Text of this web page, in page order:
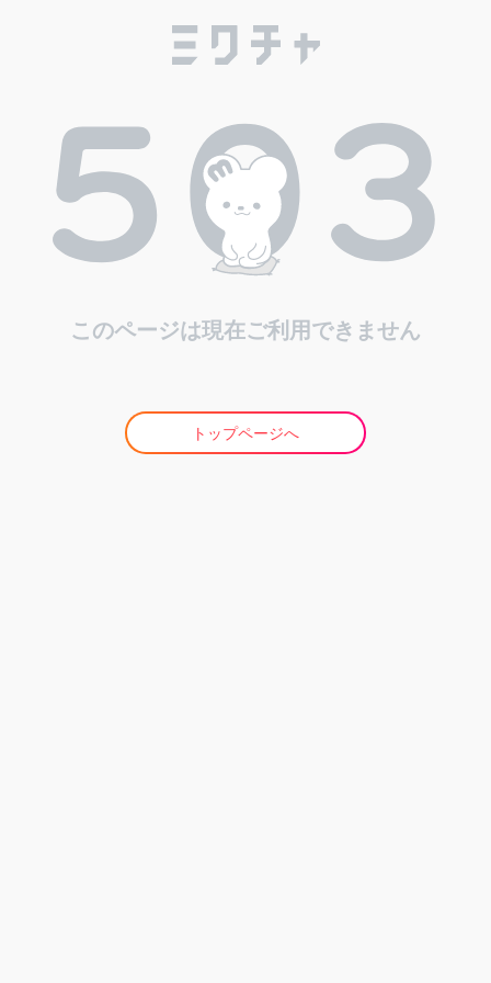
このページは現在ご利用できません